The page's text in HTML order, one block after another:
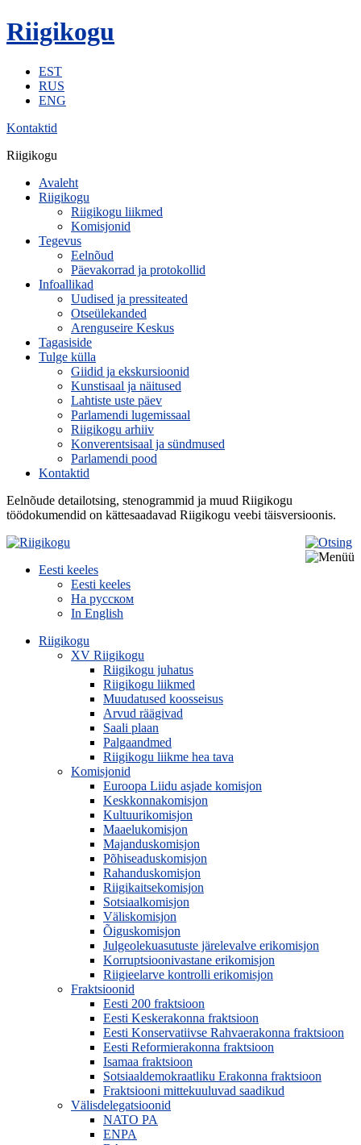
Riigikogu
EST
RUS
ENG
Kontaktid
Riigikogu
Avaleht
Riigikogu
Riigikogu liikmed
Komisjonid
Tegevus
Eelnõud
Päevakorrad ja protokollid
Infoallikad
Uudised ja pressiteated
Otseülekanded
Arenguseire Keskus
Tagasiside
Tulge külla
Giidid ja ekskursioonid
Kunstisaal ja näitused
Lahtiste uste päev
Parlamendi lugemissaal
Riigikogu arhiiv
Konverentsisaal ja sündmused
Parlamendi pood
Kontaktid
Eelnõude detailotsing, stenogrammid ja muud Riigikogu
töödokumendid on kättesaadavad Riigikogu veebi täisversioonis.
Eesti keeles
Eesti keeles
На русском
In English
Riigikogu
XV Riigikogu
Riigikogu juhatus
Riigikogu liikmed
Muudatused koosseisus
Arvud räägivad
Saali plaan
Palgaandmed
Riigikogu liikme hea tava
Komisjonid
Euroopa Liidu asjade komisjon
Keskkonnakomisjon
Kultuurikomisjon
Maaelukomisjon
Majanduskomisjon
Põhiseaduskomisjon
Rahanduskomisjon
Riigikaitsekomisjon
Sotsiaalkomisjon
Väliskomisjon
Õiguskomisjon
Julgeolekuasutuste järelevalve erikomisjon
Korruptsioonivastane erikomisjon
Riigieelarve kontrolli erikomisjon
Fraktsioonid
Eesti 200 fraktsioon
Eesti Keskerakonna fraktsioon
Eesti Konservatiivse Rahvaerakonna fraktsioon
Eesti Reformierakonna fraktsioon
Isamaa fraktsioon
Sotsiaaldemokraatliku Erakonna fraktsioon
Fraktsiooni mittekuuluvad saadikud
Välisdelegatsioonid
NATO PA
ENPA